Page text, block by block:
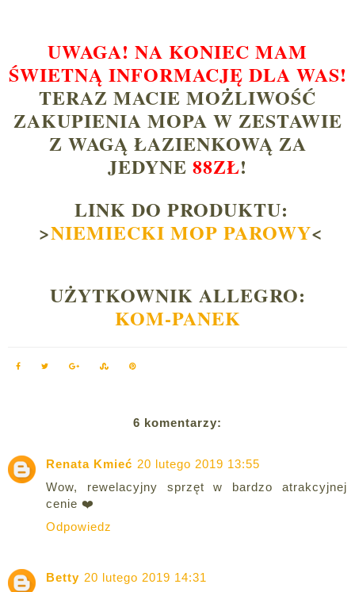
UWAGA! NA KONIEC MAM
ŚWIETNĄ INFORMACJĘ DLA WAS!
TERAZ MACIE MOŻLIWOŚĆ
ZAKUPIENIA MOPA W ZESTAWIE
Z WAGĄ ŁAZIENKOWĄ ZA
JEDYNE 88ZŁ!
LINK DO PRODUKTU:
>NIEMIECKI MOP PAROWY<
UŻYTKOWNIK ALLEGRO:
KOM-PANEK
6 komentarzy:
Renata Kmieć 20 lutego 2019 13:55
Wow, rewelacyjny sprzęt w bardzo atrakcyjnej
cenie ❤️
Odpowiedz
Betty 20 lutego 2019 14:31